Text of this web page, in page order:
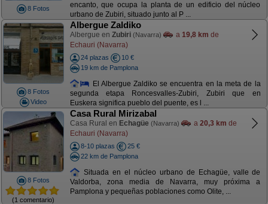
8 Fotos
encanto, que ocupa la planta de un edificio del núcleo
urbano de Zubiri, situado junto al P ...
8 Fotos
Video
Albergue Zaldiko
Albergue en Zubiri (Navarra) a 19,8 km de
Echauri (Navarra)
24 plazas
10 €
19 km de Pamplona
El Albergue Zaldiko se encuentra en la meta de la
segunda etapa Roncesvalles-Zubiri, Zubiri que en
Euskera significa pueblo del puente, es l ...
8 Fotos
(1 comentario)
Casa Rural Mirizabal
Casa Rural en Echagüe (Navarra) a 20,3 km de
Echauri (Navarra)
8-10 plazas
25 €
22 km de Pamplona
Situada en el núcleo urbano de Echagüe, valle de
Valdorba, zona media de Navarra, muy próxima a
Pamplona y pequeñas poblaciones como Olite, ...